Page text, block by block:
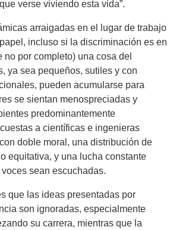
verse viviendo esta vida”.
arraigadas en el lugar de trabajo
incluso si la discriminación es en
no por completo) una cosa del
ya sea pequeños, sutiles y con
pueden acumularse para
se sientan menospreciadas y
predominantemente
a científicas e ingenieras
doble moral, una distribución de
equitativa, y una lucha constante
sean escuchadas.
que las ideas presentadas por
son ignoradas, especialmente
su carrera, mientras que la